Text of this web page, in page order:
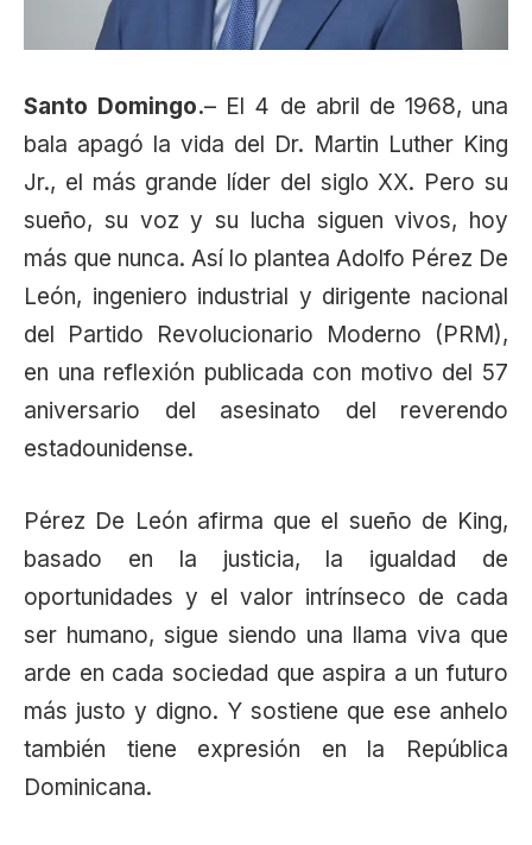
Santo Domingo.– El 4 de abril de 1968, una
bala apagó la vida del Dr. Martin Luther King
Jr., el más grande líder del siglo XX. Pero su
sueño, su voz y su lucha siguen vivos, hoy
más que nunca. Así lo plantea Adolfo Pérez De
León, ingeniero industrial y dirigente nacional
del Partido Revolucionario Moderno (PRM),
en una reflexión publicada con motivo del 57
aniversario del asesinato del reverendo
estadounidense.
Pérez De León afirma que el sueño de King,
basado en la justicia, la igualdad de
oportunidades y el valor intrínseco de cada
ser humano, sigue siendo una llama viva que
arde en cada sociedad que aspira a un futuro
más justo y digno. Y sostiene que ese anhelo
también tiene expresión en la República
Dominicana.